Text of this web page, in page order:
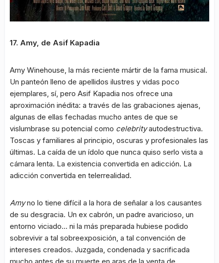
17. Amy, de Asif Kapadia
Amy Winehouse, la más reciente mártir de la fama musical.
Un panteón lleno de apellidos ilustres y vidas poco
ejemplares, sí, pero Asif Kapadia nos ofrece una
aproximación inédita: a través de las grabaciones ajenas,
algunas de ellas fechadas mucho antes de que se
vislumbrase su potencial como celebrityautodestructiva.
Toscas y familiares al principio, oscuras y profesionales las
últimas. La caída de un ídolo que nunca quiso serlo vista a
cámara lenta. La existencia convertida en adicción. La
adicción convertida en telerrealidad.
Amyno lo tiene difícil a la hora de señalar a los causantes
de su desgracia. Un ex cabrón, un padre avaricioso, un
entorno viciado… ni la más preparada hubiese podido
sobrevivir a tal sobreexposición, a tal convención de
intereses creados. Juzgada, condenada y sacrificada